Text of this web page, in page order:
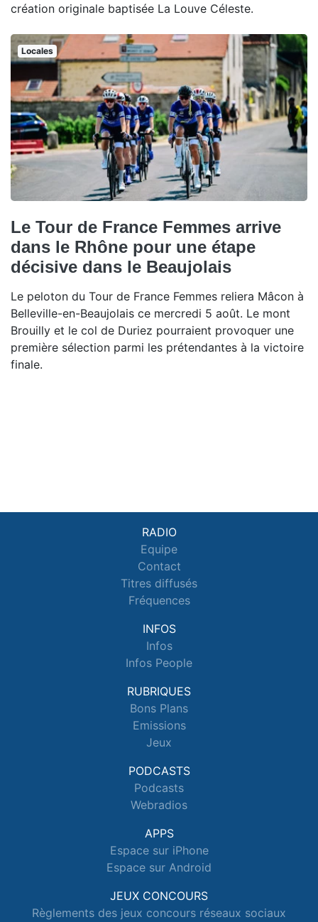
création originale baptisée La Louve Céleste.
Locales
Le Tour de France Femmes arrive
dans le Rhône pour une étape
décisive dans le Beaujolais
Le peloton du Tour de France Femmes reliera Mâcon à
Belleville-en-Beaujolais ce mercredi 5 août. Le mont
Brouilly et le col de Duriez pourraient provoquer une
première sélection parmi les prétendantes à la victoire
finale.
RADIO
Equipe
Contact
Titres diffusés
Fréquences
INFOS
Infos
Infos People
RUBRIQUES
Bons Plans
Emissions
Jeux
PODCASTS
Podcasts
Webradios
APPS
Espace sur iPhone
Espace sur Android
JEUX CONCOURS
Règlements des jeux concours réseaux sociaux